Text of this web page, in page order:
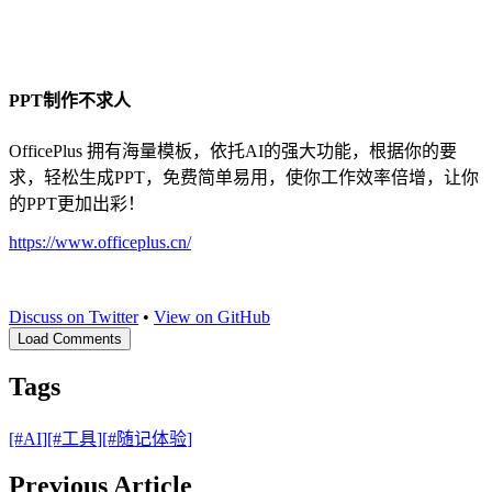
PPT制作不求人
OfficePlus 拥有海量模板，依托AI的强大功能，根据你的要
求，轻松生成PPT，免费简单易用，使你工作效率倍增，让你
的PPT更加出彩！
https://www.officeplus.cn/
Discuss on Twitter• View on GitHub
Load Comments
Tags
[#AI][#工具][#随记体验]
Previous Article